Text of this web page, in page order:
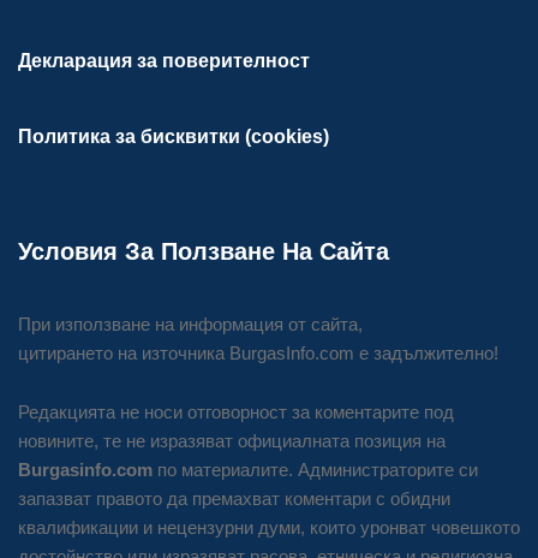
Декларация за поверителност
Политика за бисквитки (cookies)
Условия За Ползване На Сайта
При използване на информация от сайта,
цитирането на източника BurgasInfo.com е задължително!
Редакцията не носи отговорност за коментарите под
новините, те не изразяват официалната позиция на
Burgasinfo.com по материалите. Администраторите си
запазват правото да премахват коментари с обидни
квалификации и нецензурни думи, които уронват човешкото